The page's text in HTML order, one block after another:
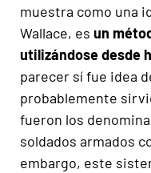
muestra como una
Wallace, es un
utilizándose desde
parecer sí fue idea
probablemente
fueron los
soldados armados
embargo, este